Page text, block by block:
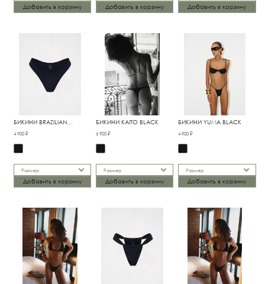
Добавить в корзину Добавить в корзину Добавить в корзину
БИКИНИ BRAZILIAN
CLASSIC BLACK
4 900 ₽
Размер
Добавить в корзину
БИКИНИ KAITO BLACK
6 900 ₽
Размер
Добавить в корзину
БИКИНИ YUMA BLACK
4 900 ₽
Размер
Добавить в корзину